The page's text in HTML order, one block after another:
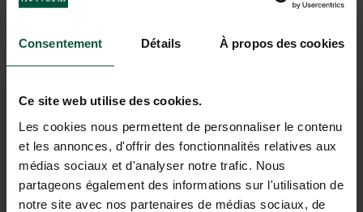
Consentement Détails À propos des cookies
Ce site web utilise des cookies.
Les cookies nous permettent de personnaliser le contenu
et les annonces, d'offrir des fonctionnalités relatives aux
médias sociaux et d'analyser notre trafic. Nous
partageons également des informations sur l'utilisation de
notre site avec nos partenaires de médias sociaux, de
Fahrrad vom Campingplatz aus
EIN KLEINER
VORGESCHMACK AUF IHREN
URLAUB IN RAMBOUILLET